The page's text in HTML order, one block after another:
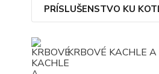
PRÍSLUŠENSTVO KU
KRBOVÉ KACHLE A